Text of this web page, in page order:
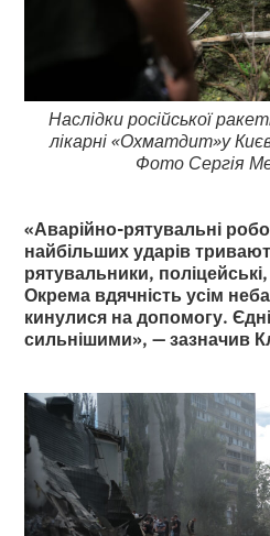
Наслідки російської
лікарні «Охматдит»у
Фото Сергія
«Аварійно-рятувальні
найбільших ударів
рятувальники,
Окрема вдячність усім
кинулися на допомогу.
сильнішими», — зазначив